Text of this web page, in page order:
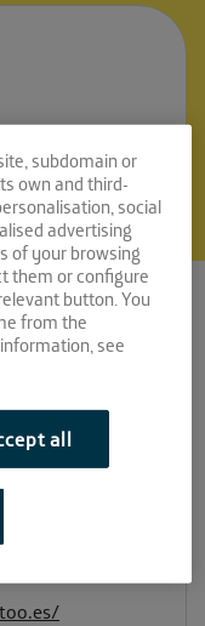
subdomain or
own and third-
social
advertising
of your browsing
them or configure
button. You
from the
see
all